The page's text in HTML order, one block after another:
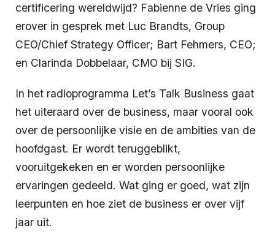
certificering wereldwijd? Fabienne de Vries ging
erover in gesprek met Luc Brandts, Group
CEO/Chief Strategy Officer; Bart Fehmers, CEO;
en Clarinda Dobbelaar, CMO bij SIG.
In het radioprogramma Let’s Talk Business gaat
het uiteraard over de business, maar vooral ook
over de persoonlijke visie en de ambities van de
hoofdgast. Er wordt teruggeblikt,
vooruitgekeken en er worden persoonlijke
ervaringen gedeeld. Wat ging er goed, wat zijn
leerpunten en hoe ziet de business er over vijf
jaar uit.